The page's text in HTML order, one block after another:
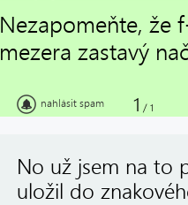
Nezapomeňte, že
mezera zastavý
nahlásit spam 1 / 1
No už jsem na to
uložil do